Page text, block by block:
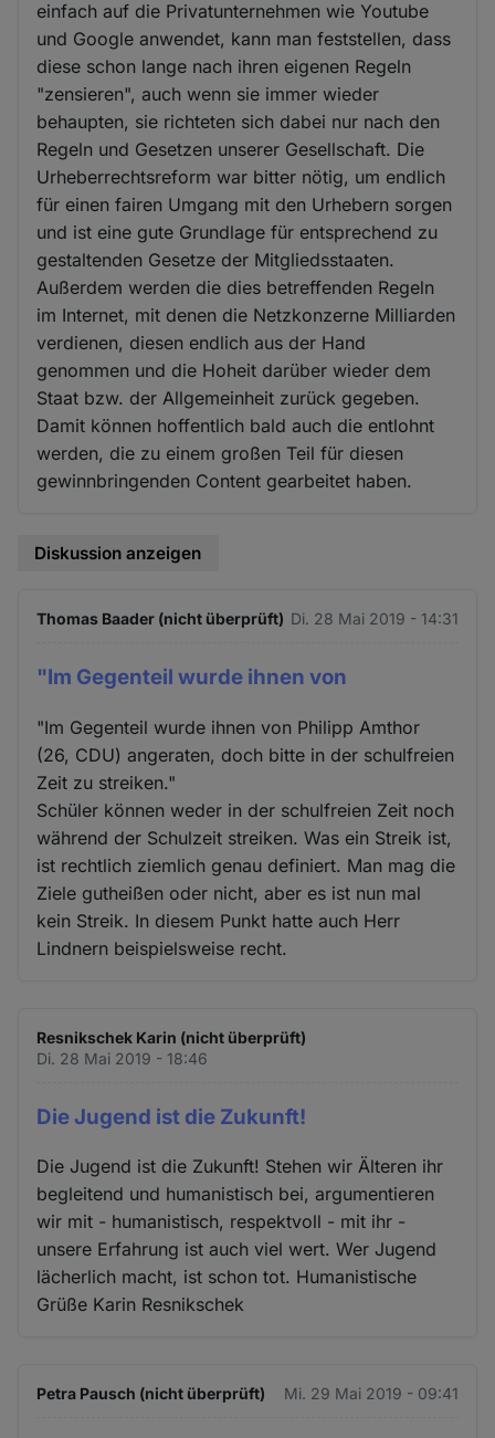
einfach auf die Privatunternehmen wie Youtube
und Google anwendet, kann man feststellen, dass
diese schon lange nach ihren eigenen Regeln
"zensieren", auch wenn sie immer wieder
behaupten, sie richteten sich dabei nur nach den
Regeln und Gesetzen unserer Gesellschaft. Die
Urheberrechtsreform war bitter nötig, um endlich
für einen fairen Umgang mit den Urhebern sorgen
und ist eine gute Grundlage für entsprechend zu
gestaltenden Gesetze der Mitgliedsstaaten.
Außerdem werden die dies betreffenden Regeln
im Internet, mit denen die Netzkonzerne Milliarden
verdienen, diesen endlich aus der Hand
genommen und die Hoheit darüber wieder dem
Staat bzw. der Allgemeinheit zurück gegeben.
Damit können hoffentlich bald auch die entlohnt
werden, die zu einem großen Teil für diesen
gewinnbringenden Content gearbeitet haben.
Diskussion anzeigen
Thomas Baader (nicht überprüft) Di. 28 Mai 2019 - 14:31
"Im Gegenteil wurde ihnen von
"Im Gegenteil wurde ihnen von Philipp Amthor
(26, CDU) angeraten, doch bitte in der schulfreien
Zeit zu streiken."
Schüler können weder in der schulfreien Zeit noch
während der Schulzeit streiken. Was ein Streik ist,
ist rechtlich ziemlich genau definiert. Man mag die
Ziele gutheißen oder nicht, aber es ist nun mal
kein Streik. In diesem Punkt hatte auch Herr
Lindnern beispielsweise recht.
Resnikschek Karin (nicht überprüft)
Di. 28 Mai 2019 - 18:46
Die Jugend ist die Zukunft!
Die Jugend ist die Zukunft! Stehen wir Älteren ihr
begleitend und humanistisch bei, argumentieren
wir mit - humanistisch, respektvoll - mit ihr -
unsere Erfahrung ist auch viel wert. Wer Jugend
lächerlich macht, ist schon tot. Humanistische
Grüße Karin Resnikschek
Petra Pausch (nicht überprüft) Mi. 29 Mai 2019 - 09:41